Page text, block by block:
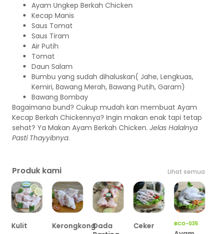
Ayam Ungkep Berkah Chicken
Kecap Manis
Saus Tomat
Saus Tiram
Air Putih
Tomat
Daun Salam
Bumbu yang sudah dihaluskan( Jahe, Lengkuas,
Kemiri, Bawang Merah, Bawang Putih, Garam)
Bawang Bombay
Bagaimana bund? Cukup mudah kan membuat Ayam
Kecap Berkah Chickennya? Ingin makan enak tapi tetap
sehat? Ya Makan Ayam Berkah Chicken. Jelas Halalnya
Pasti Thayyibnya.
Produk kami Lihat semua
KerongkongDada
Ceker BCO-035
BCO-034
Hati
Ampela
Ayam
Organik